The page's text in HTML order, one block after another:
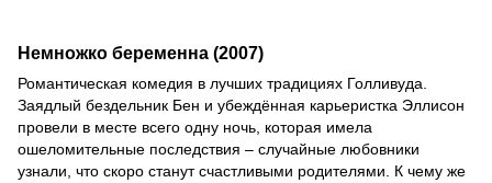
Немножко беременна (2007)
Романтическая комедия в лучших традициях Голливуда.
Заядлый бездельник Бен и убеждённая карьеристка Эллисон
провели в месте всего одну ночь, которая имела
ошеломительные последствия – случайные любовники
узнали, что скоро станут счастливыми родителями. К чему же